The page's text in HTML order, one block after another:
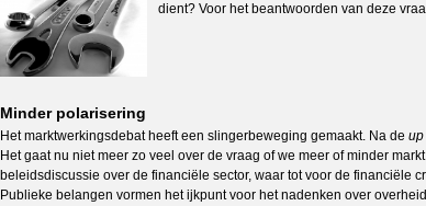
dient? Voor het beantwoorden van deze
Minder polarisering
Het marktwerkingsdebat heeft een slingerbeweging gemaakt. Na de up
Het gaat nu niet meer zo veel over de vraag of we meer of minder
beleidsdiscussie over de financiële sector, waar tot voor de financiële
Publieke belangen vormen het ijkpunt voor het nadenken over